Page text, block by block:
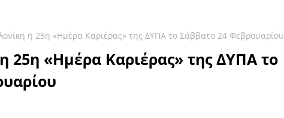
η 25η «Ημέρα Καριέρας» της ΔΥΠΑ το Σάββατο 24 Φεβρουαρίου
25η «Ημέρα Καριέρας» της ΔΥΠΑ το